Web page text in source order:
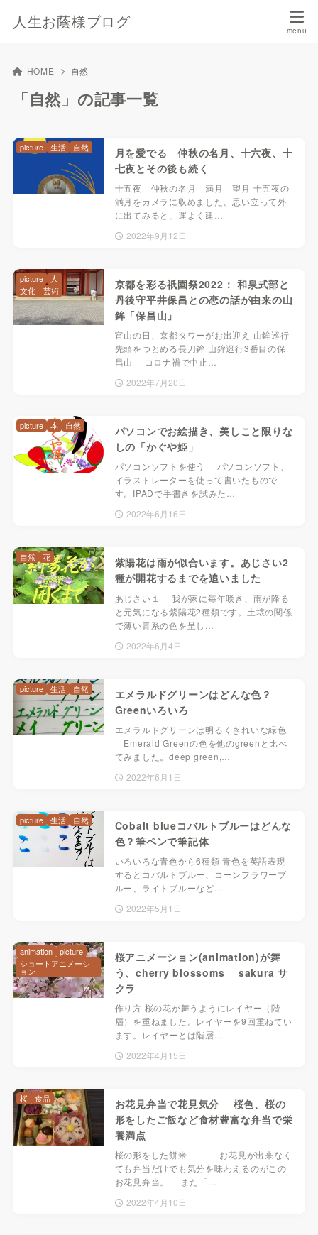
人生お蔭様ブログ
HOME 自然
「自然」の記事一覧
月を愛でる 仲秋の名月、十六夜、十
七夜とその後も続く
十五夜 仲秋の名月 満月 望月 十五夜の
満月をカメラに収めました。思い立って外
に出てみると、運よく建…
2022年9月12日
picture 生活 自然
京都を彩る祇園祭2022： 和泉式部と
丹後守平井保昌との恋の話が由来の山
鉾「保昌山」
宵山の日、京都タワーがお出迎え 山鉾巡行
先頭をつとめる長刀鉾 山鉾巡行3番目の保
昌山 コロナ禍で中止…
2022年7月20日
picture
人
文化 芸術
パソコンでお絵描き、美しこと限りな
しの「かぐや姫」
パソコンソフトを使う パソコンソフト、
イラストレーターを使って書いたもので
す。IPADで手書きを試みた…
2022年6月16日
picture 本 自然
紫陽花は雨が似合います。あじさい2
種が開花するまでを追いました
あじさい１ 我が家に毎年咲き、雨が降る
と元気になる紫陽花2種類です。土壌の関係
で薄い青系の色を呈し…
2022年6月4日
自然 花
エメラルドグリーンはどんな色？
Greenいろいろ
エメラルドグリーンは明るくきれいな緑色
Emerald Greenの色を他のgreenと比べ
てみました。deep green,…
2022年6月1日
picture 生活 自然
Cobalt blueコバルトブルーはどんな
色？筆ペンで筆記体
いろいろな青色から6種類 青色を英語表現
するとコバルトブルー、コーンフラワーブ
ルー、ライトブルーなど…
2022年5月1日
picture 生活 自然
桜アニメーション(animation)が舞
う、cherry blossoms sakura サ
クラ
作り方 桜の花が舞うようにレイヤー（階
層）を重ねました。レイヤーを9回重ねてい
ます。レイヤーとは階層…
2022年4月15日
animation
picture
ショートアニメーシ
ョン
お花見弁当で花見気分 桜色、桜の
形をしたご飯など食材豊富な弁当で栄
養満点
桜の形をした餅米 お花見が出来なく
ても弁当だけでも気分を味わえるのがこの
お花見弁当。 また「…
2022年4月10日
桜 食品